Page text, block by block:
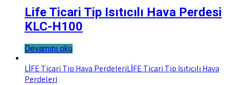
Life Ticari Tip Isıtıcılı Hava Perdesi
KLC-H100
Devamını oku
LİFE Ticari Tip Hava PerdeleriLİFE Ticari Tip Isıtıcılı Hava
Perdeleri